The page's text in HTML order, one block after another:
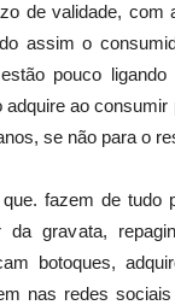
de validade,
assim o
pouco
adquire ao
se não para o
fazem de tudo
gravata,
botoques,
nas redes